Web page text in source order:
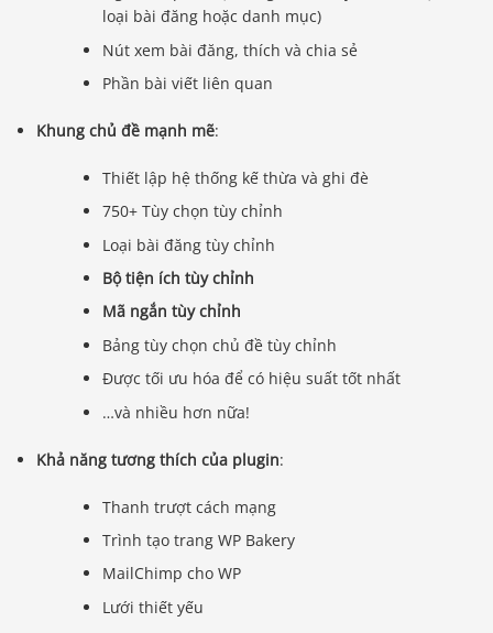
loại bài đăng hoặc danh mục)
Nút xem bài đăng, thích và chia sẻ
Phần bài viết liên quan
Khung chủ đề mạnh mẽ:
Thiết lập hệ thống kế thừa và ghi đè
750+ Tùy chọn tùy chỉnh
Loại bài đăng tùy chỉnh
Bộ tiện ích tùy chỉnh
Mã ngắn tùy chỉnh
Bảng tùy chọn chủ đề tùy chỉnh
Được tối ưu hóa để có hiệu suất tốt nhất
…và nhiều hơn nữa!
Khả năng tương thích của plugin:
Thanh trượt cách mạng
Trình tạo trang WP Bakery
MailChimp cho WP
Lưới thiết yếu